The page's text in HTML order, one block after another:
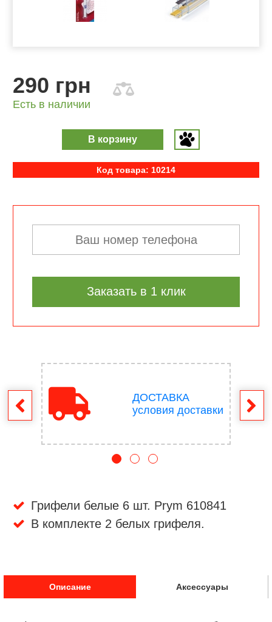
290 грн
Есть в наличии
В корзину
Код товара: 10214
Заказать в 1 клик
ДОСТАВКА
условия доставки
Грифели белые 6 шт. Prym 610841
В комплекте 2 белых грифеля.
Описание Аксессуары